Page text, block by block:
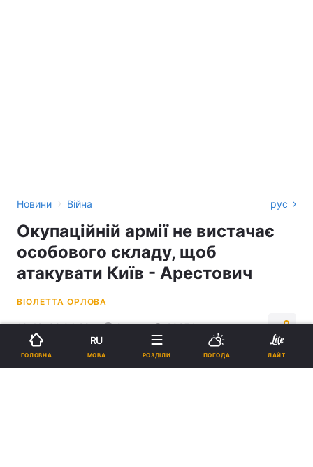
Новини › Війна рус
Окупаційній армії не вистачає
особового складу, щоб
атакувати Київ - Арестович
ВІОЛЕТТА ОРЛОВА
10:42, 02.04.22 2 хв. 20974
Підпишіться на нас в Google
ГОЛОВНА
RU
МОВА РОЗДІЛИ ПОГОДА ЛАЙТ